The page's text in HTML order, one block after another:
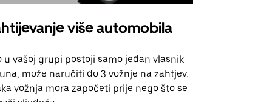
više automobila
u vašoj grupi postoji samo jedan vlasnik
može naručiti do 3 vožnje na zahtjev.
vožnja mora započeti prije nego što se